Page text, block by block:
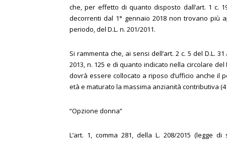
che, per effetto di quanto disposto dall’art. 1 c.
decorrenti dal 1° gennaio 2018 non trovano più
periodo, del D.L. n. 201/2011.
Si rammenta che, ai sensi dell’art. 2 c. 5 del D.L.
2013, n. 125 e di quanto indicato nella circolare
dovrà essere collocato a riposo d’ufficio anche il
età e maturato la massima anzianità contributiva
“Opzione donna”
L’art. 1, comma 281, della L. 208/2015 (legge